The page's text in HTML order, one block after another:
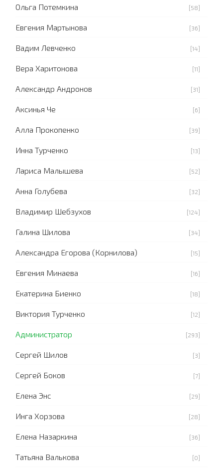
Ольга Потемкина [58]
Евгения Мартынова [36]
Вадим Левченко [14]
Вера Харитонова [11]
Александр Андронов [31]
Аксинья Че [6]
Алла Прокопенко [39]
Инна Турченко [13]
Лариса Малышева [52]
Анна Голубева [32]
Владимир Шебзухов [124]
Галина Шилова [34]
Александра Егорова (Корнилова) [15]
Евгения Минаева [16]
Екатерина Биенко [18]
Виктория Турченко [12]
Администратор [293]
Сергей Шилов [3]
Сергей Боков [7]
Елена Энс [29]
Инга Хорзова [28]
Елена Назаркина [36]
Татьяна Валькова [0]